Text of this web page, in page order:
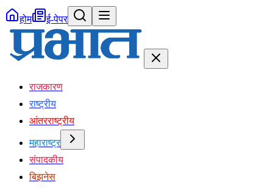
होम ई-पेपर
राजकारण
राष्ट्रीय
आंतरराष्ट्रीय
महाराष्ट्र
संपादकीय
बिझनेस